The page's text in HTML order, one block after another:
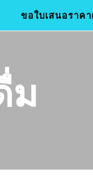
ขอใบเสนอราค